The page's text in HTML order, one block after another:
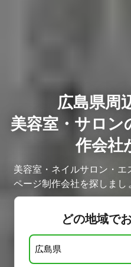
広島県周
美容室・サロン
作会社
美容室・ネイルサロン・
ページ制作会社を探しまし
どの地域で